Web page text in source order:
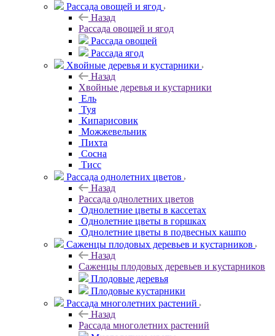
Рассада овощей и ягод
Назад
Рассада овощей и ягод
Рассада овощей
Рассада ягод
Хвойные деревья и кустарники
Назад
Хвойные деревья и кустарники
Ель
Туя
Кипарисовик
Можжевельник
Пихта
Сосна
Тисc
Рассада однолетних цветов
Назад
Рассада однолетних цветов
Однолетние цветы в кассетах
Однолетние цветы в горшках
Однолетние цветы в подвесных кашпо
Саженцы плодовых деревьев и кустарников
Назад
Саженцы плодовых деревьев и кустарников
Плодовые деревья
Плодовые кустарники
Рассада многолетних растений
Назад
Рассада многолетних растений